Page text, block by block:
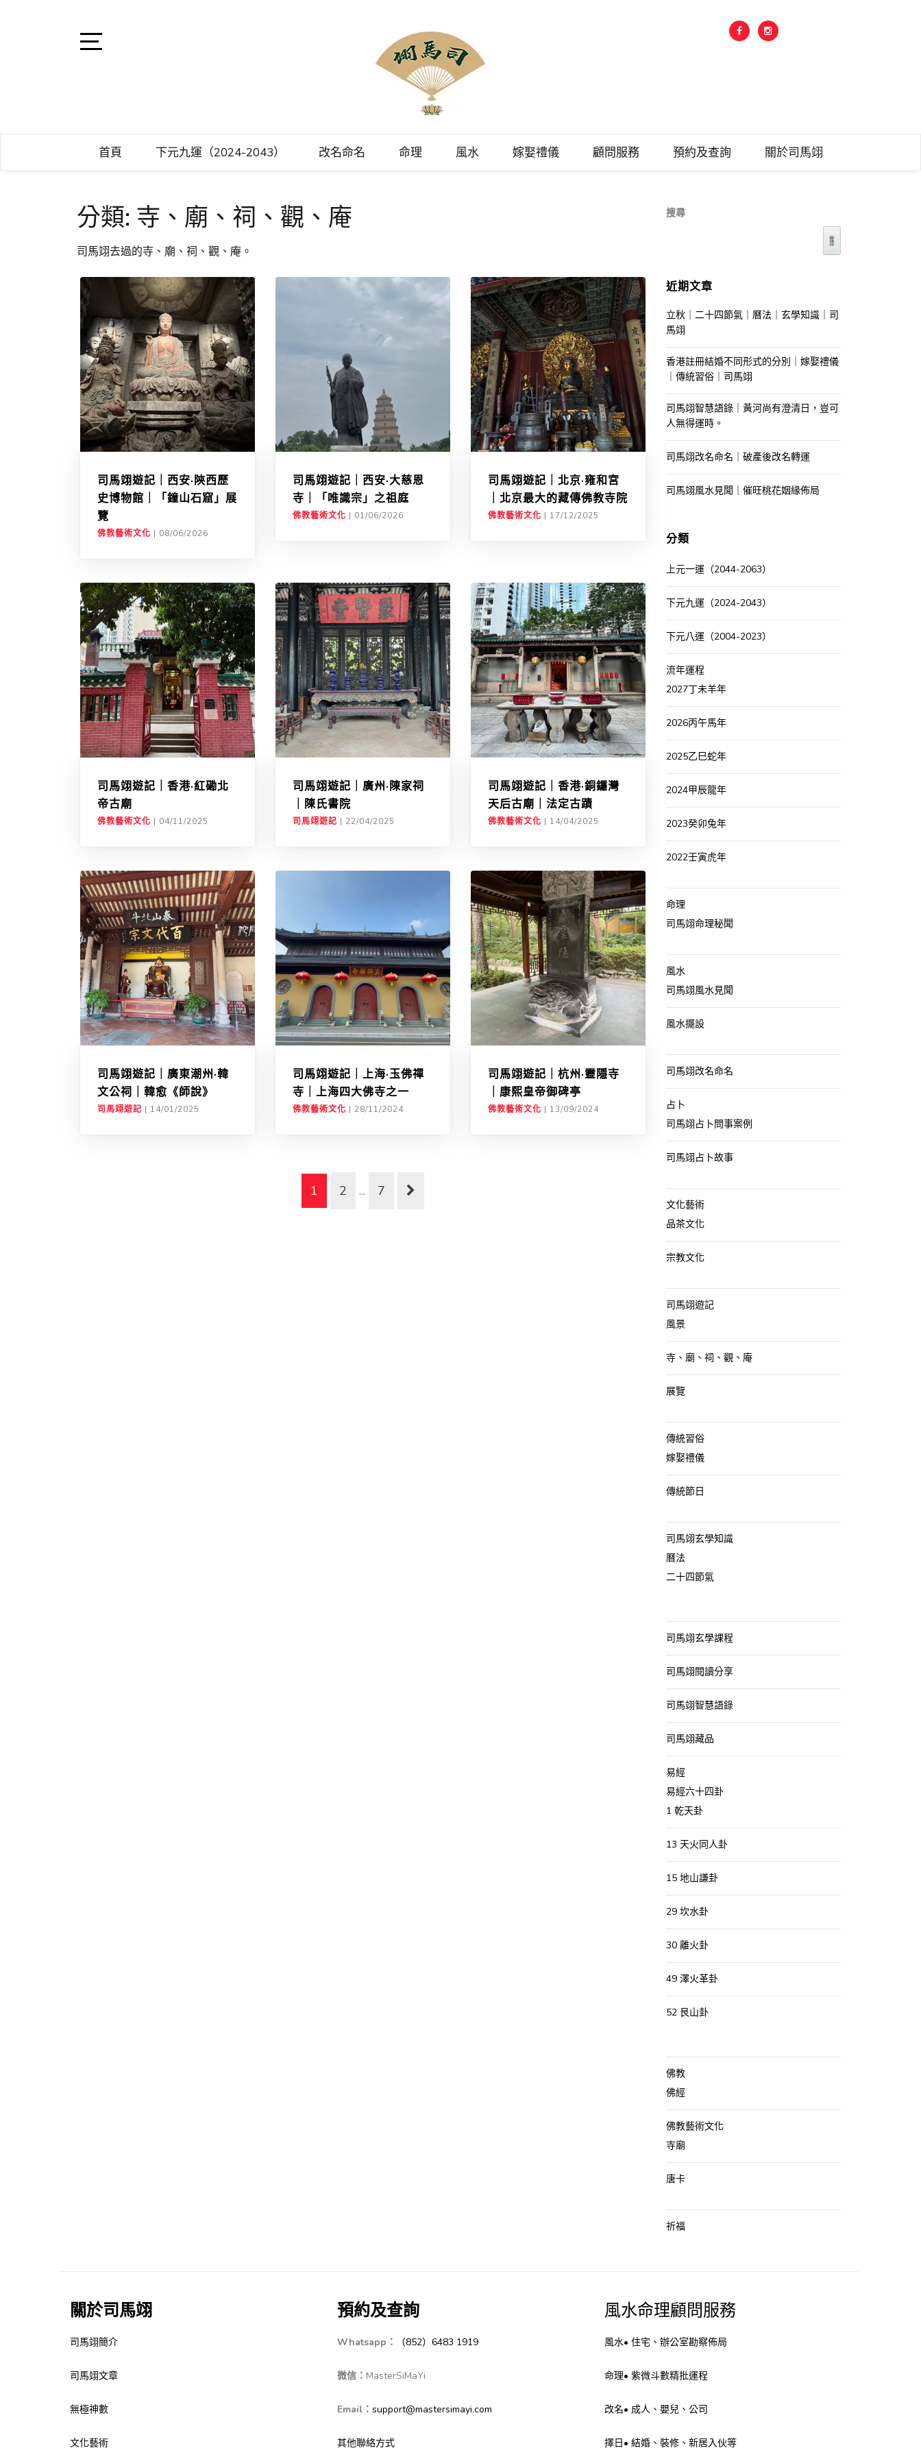
司馬翊風水命理顧問
首頁 下元九運（2024-2043） 改名命名 命理 風水 嫁娶禮儀 顧問服務 預約及查詢 關於司馬翊
分類: 寺、廟、祠、觀、庵
司馬翊去過的寺、廟、祠、觀、庵。
司馬翊遊記｜西安·陝西歷
史博物館｜「鐘山石窟」展
覽
佛教藝術文化 | 08/06/2026
司馬翊遊記｜西安·大慈恩
寺｜「唯識宗」之祖庭
佛教藝術文化 | 01/06/2026
司馬翊遊記｜北京·雍和宮
｜北京最大的藏傳佛教寺院
佛教藝術文化 | 17/12/2025
司馬翊遊記｜香港·紅磡北
帝古廟
佛教藝術文化 | 04/11/2025
司馬翊遊記｜廣州·陳家祠
｜陳氏書院
司馬翊遊記 | 22/04/2025
司馬翊遊記｜香港·銅鑼灣
天后古廟｜法定古蹟
佛教藝術文化 | 14/04/2025
司馬翊遊記｜廣東潮州·韓
文公祠｜韓愈《師說》
司馬翊遊記 | 14/01/2025
司馬翊遊記｜上海·玉佛禪
寺｜上海四大佛寺之一
佛教藝術文化 | 28/11/2024
司馬翊遊記｜杭州·靈隱寺
｜康熙皇帝御碑亭
佛教藝術文化 | 13/09/2024
1 2 ... 7
搜尋
搜
尋
近期文章
立秋｜二十四節氣｜曆法｜玄學知識｜司
馬翊
香港註冊結婚不同形式的分別｜嫁娶禮儀
｜傳統習俗｜司馬翊
司馬翊智慧語錄｜黃河尚有澄清日，豈可
人無得運時。
司馬翊改名命名｜破產後改名轉運
司馬翊風水見聞｜催旺桃花姻緣佈局
分類
上元一運（2044-2063）
下元九運（2024-2043）
下元八運（2004-2023）
流年運程
2027丁未羊年
2026丙午馬年
2025乙巳蛇年
2024甲辰龍年
2023癸卯兔年
2022壬寅虎年
命理
司馬翊命理秘聞
風水
司馬翊風水見聞
風水擺設
司馬翊改名命名
占卜
司馬翊占卜問事案例
司馬翊占卜故事
文化藝術
品茶文化
宗教文化
司馬翊遊記
風景
寺、廟、祠、觀、庵
展覽
傳統習俗
嫁娶禮儀
傳統節日
司馬翊玄學知識
曆法
二十四節氣
司馬翊玄學課程
司馬翊閱讀分享
司馬翊智慧語錄
司馬翊藏品
易經
易經六十四卦
1 乾天卦
13 天火同人卦
15 地山謙卦
29 坎水卦
30 離火卦
49 澤火革卦
52 艮山卦
佛教
佛經
佛教藝術文化
寺廟
唐卡
祈福
關於司馬翊
司馬翊簡介
司馬翊文章
無極神數
文化藝術
預約及查詢
Whatsapp： （852）6483 1919
微信： MasterSiMaYi
Email： support@mastersimayi.com
其他聯絡方式
風水命理顧問服務
風水• 住宅、辦公室勘察佈局
命理• 紫微斗數精批運程
改名• 成人、嬰兒、公司
擇日• 結婚、裝修、新居入伙等